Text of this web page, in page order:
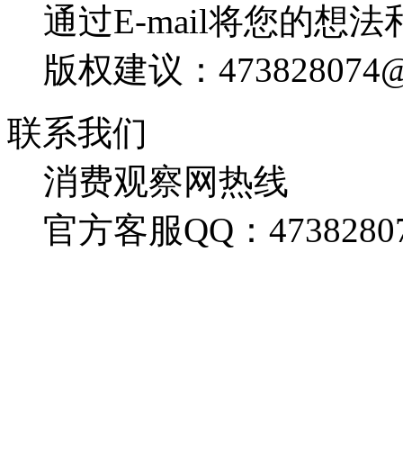
通过E-mail将您的想法
版权建议：
联系我们
消费观察网热线
官方客服QQ：